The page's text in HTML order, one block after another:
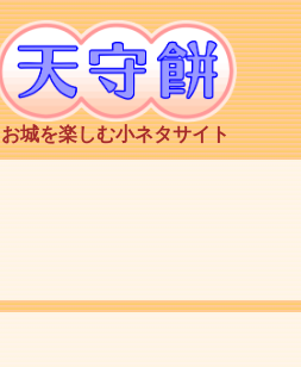
お城を楽しむ小ネタサイト